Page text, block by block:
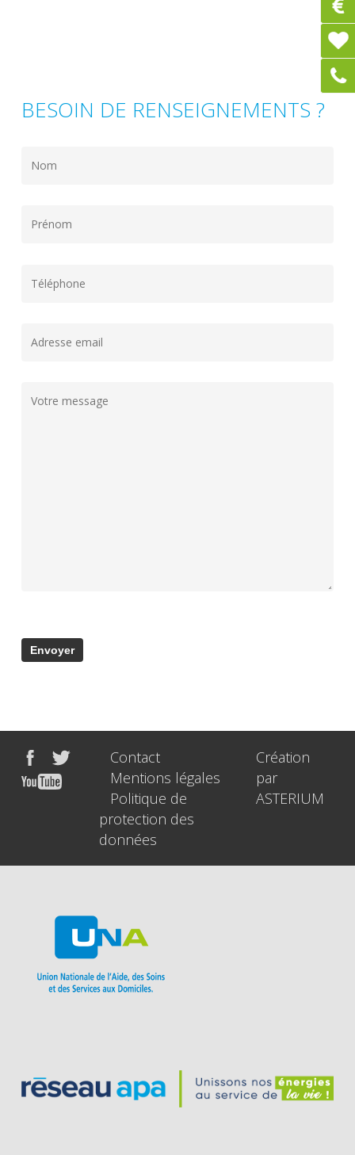
BESOIN DE RENSEIGNEMENTS ?
Contact
Mentions légales
Politique de
protection des
données
Création
par
ASTERIUM